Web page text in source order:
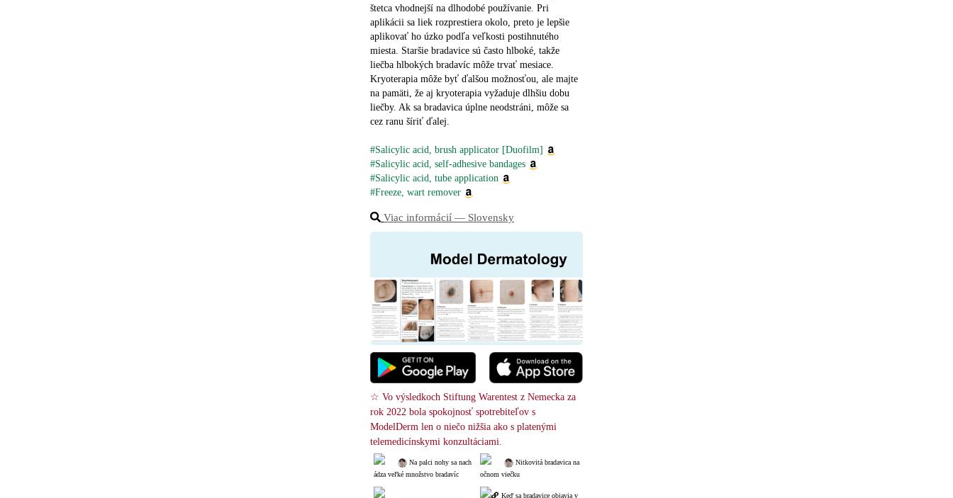
štetca vhodnejší na dlhodobé používanie. Pri
aplikácii sa liek rozprestiera okolo, preto je lepšie
aplikovať ho úzko podľa veľkosti postihnutého
miesta. Staršie bradavice sú často hlboké, takže
liečba hlbokých bradavíc môže trvať mesiace.
Kryoterapia môže byť ďalšou možnosťou, ale majte
na pamäti, že aj kryoterapia vyžaduje dlhšiu dobu
liečby. Ak sa bradavica úplne neodstráni, môže sa
cez ranu šíriť ďalej.
#Salicylic acid, brush applicator [Duofilm]
#Salicylic acid, self-adhesive bandages
#Salicylic acid, tube application
#Freeze, wart remover
Viac informácií ― Slovensky
☆ Vo výsledkoch Stiftung Warentest z Nemecka za
rok 2022 bola spokojnosť spotrebiteľov s
ModelDerm len o niečo nižšia ako s platenými
telemedicínskymi konzultáciami.
Na palci nohy sa nach
ádza veľké množstvo bradavíc
Nitkovitá bradavica na
očnom viečku
Keď sa bradavice objavia v